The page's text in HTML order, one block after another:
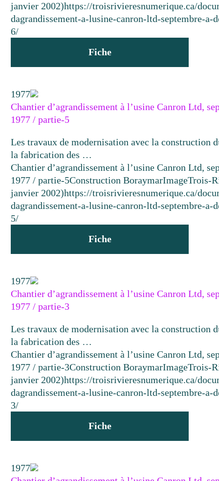
janvier 2002)https://troisrivieresnumerique.ca/
dagrandissement-a-lusine-canron-ltd-septembre-a-
6/
Fiche
1977
Chantier d’agrandissement à l’usine Canron Ltd,
1977 / partie-5
Les travaux de modernisation avec la construction
la fabrication des …
Chantier d’agrandissement à l’usine Canron Ltd,
1977 / partie-5Construction BoraymarImageTrois-
janvier 2002)https://troisrivieresnumerique.ca/
dagrandissement-a-lusine-canron-ltd-septembre-a-
5/
Fiche
1977
Chantier d’agrandissement à l’usine Canron Ltd,
1977 / partie-3
Les travaux de modernisation avec la construction
la fabrication des …
Chantier d’agrandissement à l’usine Canron Ltd,
1977 / partie-3Construction BoraymarImageTrois-
janvier 2002)https://troisrivieresnumerique.ca/
dagrandissement-a-lusine-canron-ltd-septembre-a-
3/
Fiche
1977